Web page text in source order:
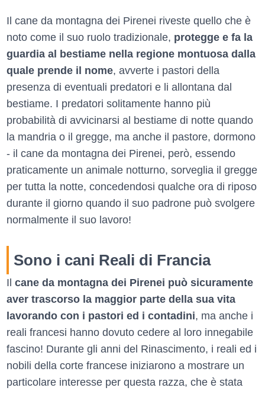
Il cane da montagna dei Pirenei riveste quello che è
noto come il suo ruolo tradizionale, protegge e fa la
guardia al bestiame nella regione montuosa dalla
quale prende il nome, avverte i pastori della
presenza di eventuali predatori e li allontana dal
bestiame. I predatori solitamente hanno più
probabilità di avvicinarsi al bestiame di notte quando
la mandria o il gregge, ma anche il pastore, dormono
- il cane da montagna dei Pirenei, però, essendo
praticamente un animale notturno, sorveglia il gregge
per tutta la notte, concedendosi qualche ora di riposo
durante il giorno quando il suo padrone può svolgere
normalmente il suo lavoro!
Sono i cani Reali di Francia
Il cane da montagna dei Pirenei può sicuramente
aver trascorso la maggior parte della sua vita
lavorando con i pastori ed i contadini, ma anche i
reali francesi hanno dovuto cedere al loro innegabile
fascino! Durante gli anni del Rinascimento, i reali ed i
nobili della corte francese iniziarono a mostrare un
particolare interesse per questa razza, che è stata